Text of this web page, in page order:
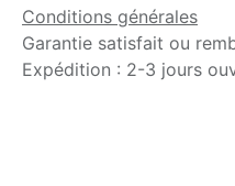
Conditions générales
Garantie satisfait ou
Expédition : 2-3 jours